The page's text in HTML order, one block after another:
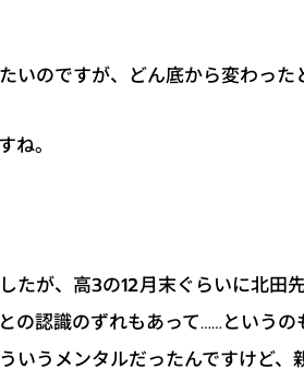
いのですが、どん底から変わっ
ね。
たが、高3の12月末ぐらいに北田
の認識のずれもあって……という
いうメンタルだったんですけど